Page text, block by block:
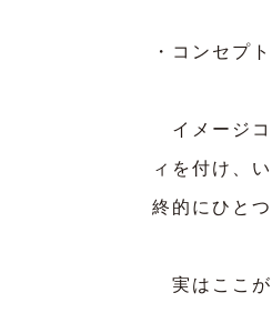
・コンセプ
イメージコ
ィを付け、
終的にひと
実はここが